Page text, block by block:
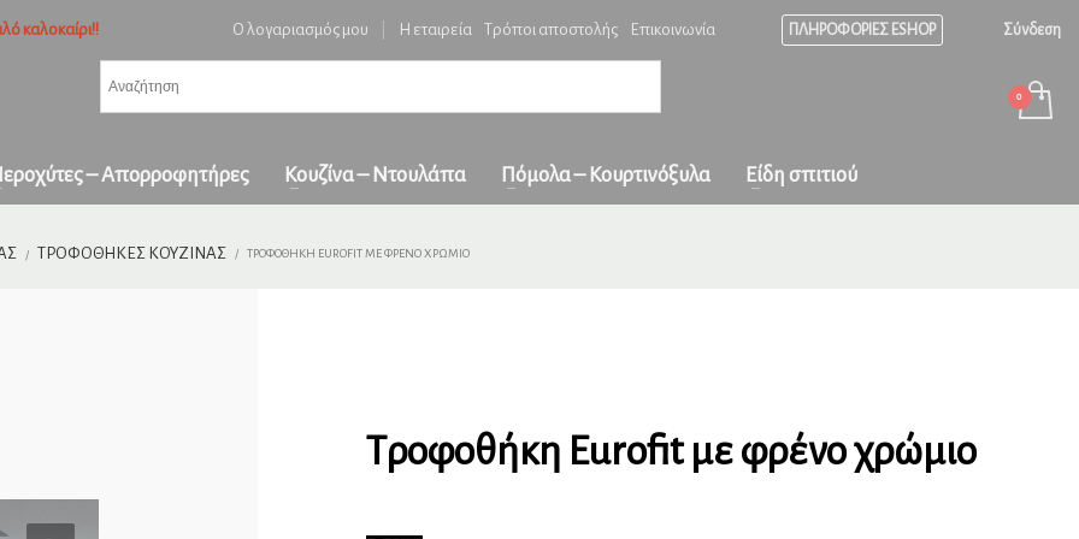
ειδών και επιβεβαίωση παραγγελίας.
όλη την Ελλάδα
επικοινωνήστε μαζί μας στοorders1georgakakis@gmail.com | Τώρα πληρωμές και με
Ώρες λειτουργίας
καλοκαίρι!! Ο λογαριασμός μου Η εταιρεία Τρόποι αποστολής Επικοινωνία ΠΛΗΡΟΦΟΡΙΕΣ ESHOP Σύνδεση
– Απορροφητήρες Κουζίνα – Ντουλάπα Πόμολα – Κουρτινόξυλα Είδη σπιτιού
ΤΡΟΦΟΘΉΚΕΣ ΚΟΥΖΊΝΑΣ ΤΡΟΦΟΘΉΚΗ EUROFIT ΜΕ ΦΡΈΝΟ ΧΡΏΜΙΟ
Τροφοθήκη Eurofit με φρένο χρώμιο